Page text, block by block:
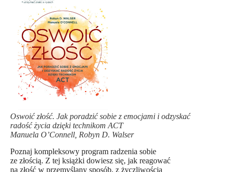
Oswoić złość. Jak poradzić sobie z emocjami i odzyskać
radość życia dzięki technikom ACT
Manuela O’Connell, Robyn D. Walser
Poznaj kompleksowy program radzenia sobie
ze złością. Z tej książki dowiesz się, jak reagować
na złość w przemyślany sposób, z życzliwością